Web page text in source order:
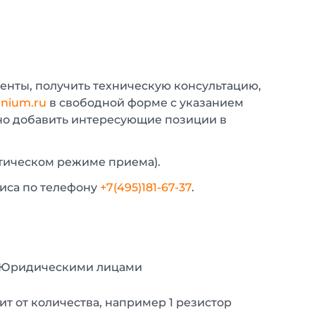
получить техническую консультацию,
в свободной форме с указанием
добавить интересующие позиции в
режиме приема).
по телефону +7(495)181-67-37.
лицами
от количества, например 1 резистор